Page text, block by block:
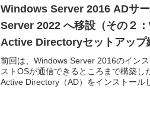
Windows Server 2016 ADサ
Server 2022 へ移設（その２
Active Directoryセットアップ
前回は、Windows Server 2016のイン
ストOSが通信できるところまで構築し
Active Directory（AD）をインストール